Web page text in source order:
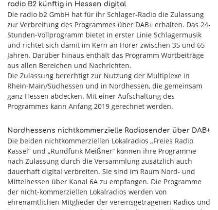
radio B2 künftig in Hessen digital
Die radio b2 GmbH hat für ihr Schlager-Radio die Zulassung
zur Verbreitung des Programmes über DAB+ erhalten. Das 24-
Stunden-Vollprogramm bietet in erster Linie Schlagermusik
und richtet sich damit im Kern an Hörer zwischen 35 und 65
Jahren. Darüber hinaus enthält das Programm Wortbeiträge
aus allen Bereichen und Nachrichten.
Die Zulassung berechtigt zur Nutzung der Multiplexe in
Rhein-Main/Südhessen und in Nordhessen, die gemeinsam
ganz Hessen abdecken. Mit einer Aufschaltung des
Programmes kann Anfang 2019 gerechnet werden.
Nordhessens nichtkommerzielle Radiosender über DAB+
Die beiden nichtkommerziellen Lokalradios „Freies Radio
Kassel“ und „Rundfunk Meißner“ können ihre Programme
nach Zulassung durch die Versammlung zusätzlich auch
dauerhaft digital verbreiten. Sie sind im Raum Nord- und
Mittelhessen über Kanal 6A zu empfangen. Die Programme
der nicht-kommerziellen Lokalradios werden von
ehrenamtlichen Mitglieder der vereinsgetragenen Radios und